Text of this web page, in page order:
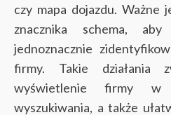
czy mapa dojazdu. Ważne
znacznika schema, aby
jednoznacznie
firmy. Takie działania
wyświetlenie firmy w
wyszukiwania, a także